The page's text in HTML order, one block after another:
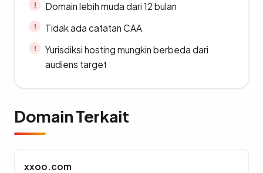
Domain lebih muda dari 12 bulan
Tidak ada catatan CAA
Yurisdiksi hosting mungkin berbeda dari
audiens target
Domain Terkait
xxoo.com